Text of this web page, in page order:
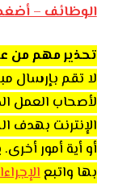
الوظائف –
تحذير مهم من
لا تقم بإرسال
لأصحاب العمل
الإنترنت بهدف
أو أية أمور
بها واتبع